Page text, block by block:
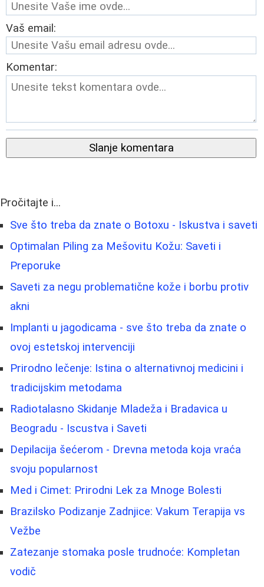
Vaš email:
Komentar:
Slanje komentara
Pročitajte i...
Sve što treba da znate o Botoxu - Iskustva i saveti
Optimalan Piling za Mešovitu Kožu: Saveti i
Preporuke
Saveti za negu problematične kože i borbu protiv
akni
Implanti u jagodicama - sve što treba da znate o
ovoj estetskoj intervenciji
Prirodno lečenje: Istina o alternativnoj medicini i
tradicijskim metodama
Radiotalasno Skidanje Mladeža i Bradavica u
Beogradu - Iscustva i Saveti
Depilacija šećerom - Drevna metoda koja vraća
svoju popularnost
Med i Cimet: Prirodni Lek za Mnoge Bolesti
Brazilsko Podizanje Zadnjice: Vakum Terapija vs
Vežbe
Zatezanje stomaka posle trudnoće: Kompletan
vodič